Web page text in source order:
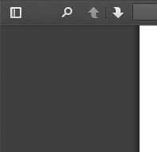
Toggle
PreviousNext